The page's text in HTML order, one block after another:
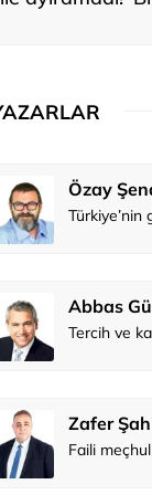
Türkiye’nin görünmez başarısı…
Tercih ve kayıt sıkıntılı geçiyor
Faili meçhul cinayetler ülkesine veda